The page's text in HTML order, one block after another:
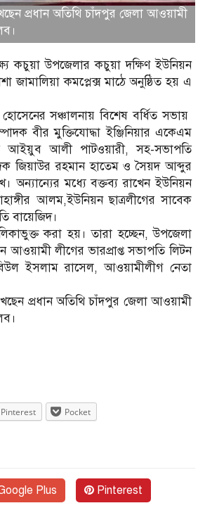
প্রধান অতিথি চাঁদপুর জেলা আওয়ামী
কচুয়া উপজেলার কচুয়া দক্ষিণ ইউনিয়ন
জামালিয়া কমপ্লেক্স মাঠে অনুষ্ঠিত হয় এ
সঞ্চালনায় বিশেষ বর্ধিত সভায়
বীর মুক্তিযোদ্ধা ইঞ্জিনিয়ার একেএম
আইয়ুব আলী পাটওয়ারী, সহ-সভাপতি
জিয়াউর রহমান হাতেম ও সৈয়দ আব্দুর
অন্যান্যের মধ্যে বক্তব্য রাখেন ইউনিয়ন
আলম,ইউনিয়ন ছাত্রলীগের সাবেক
বায়েজিদ।
করা হয়। তারা হচ্ছেন, উপজেলা
লীগের ভারপ্রাপ্ত সভাপতি লিটন
ইসলাম রাসেল, আওয়ামীলীগ নেতা
প্রধান অতিথি চাঁদপুর জেলা আওয়ামী
Pinterest Pocket
Plus Pinterest